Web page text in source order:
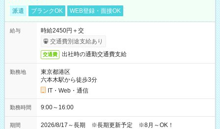
派遣 ブランクOK WEB登録・面接OK
給与
時給2450円＋交
交通費別途支給あり
交通費 出社時の通勤交通費支給
勤務地
東京都港区
六本木駅から徒歩3分
IT・Web・通信
勤務時間 9:00～16:00
期間 2026/8/17～長期 ※長期更新予定 ※8月～OK！